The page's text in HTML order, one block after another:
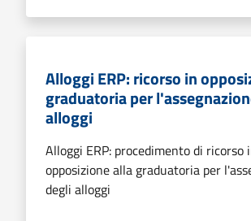
Alloggi ERP: ricorso in
graduatoria per
alloggi
Alloggi ERP: procedimento di ricorso
opposizione alla graduatoria per
degli alloggi